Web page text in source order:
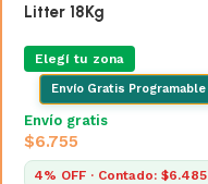
Litter 18Kg
Elegí tu zona
Envío Gratis Programable
Envío gratis
$6.755
4% OFF · Contado: $6.485